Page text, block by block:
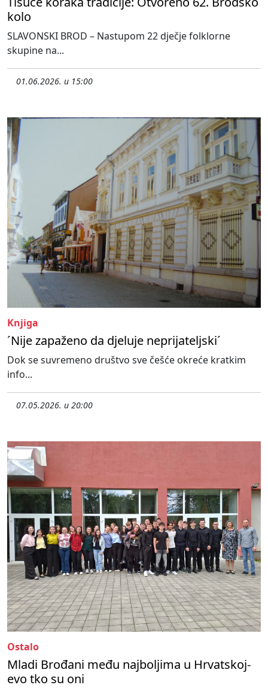
kolo
SLAVONSKI BROD – Nastupom 22 dječje folklorne
skupine na...
01.06.2026. u 15:00
Knjiga
´Nije zapaženo da djeluje neprijateljski´
Dok se suvremeno društvo sve češće okreće kratkim
info...
07.05.2026. u 20:00
Ostalo
Mladi Brođani među najboljima u Hrvatskoj-
evo tko su oni